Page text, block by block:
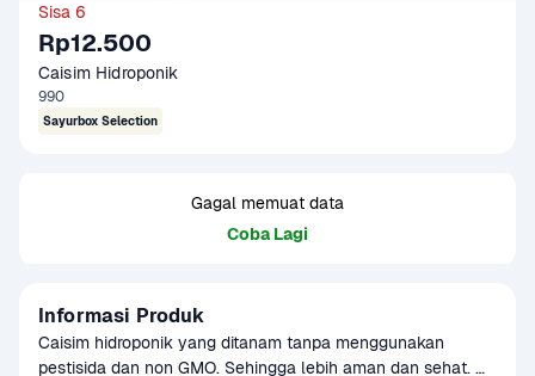
Sisa 6
Rp12.500
Caisim Hidroponik
990
Sayurbox Selection
Gagal memuat data
Coba Lagi
Informasi Produk
Caisim hidroponik yang ditanam tanpa menggunakan
pestisida dan non GMO. Sehingga lebih aman dan sehat.